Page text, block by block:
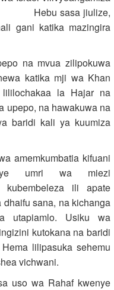
Hebu sasa jiulize,
gani katika mazingira
na mvua zilipokuwa
katika mji wa Khan
la Hajar na
upepo, na hawakuwa na
baridi kali ya kuumiza
amemkumbatia kifuani
umri wa miezi
kubembeleza ili apate
sana, na kichanga
utapiamlo. Usiku wa
kutokana na baridi
lilipasuka sehemu
vichwani.
uso wa Rahaf kwenye